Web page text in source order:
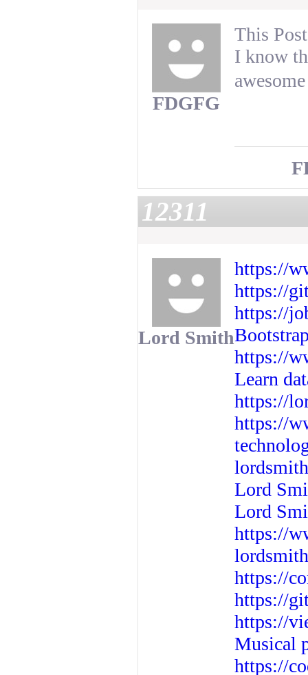
FDGFG
This
I know
12311
Lord Smith
https://
https://
https://
https://
Learn
https://
https://
Lord
Lord
https://
https://
https://
https://
Musical
https://